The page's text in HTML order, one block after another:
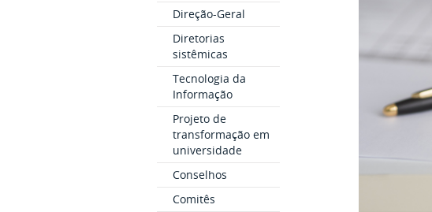
Direção-Geral
Diretorias
sistêmicas
Tecnologia da
Informação
Projeto de
transformação em
universidade
Conselhos
Comitês